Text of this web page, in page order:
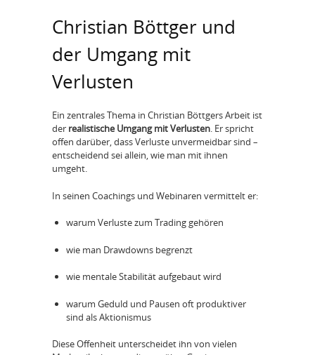
Christian Böttger und
der Umgang mit
Verlusten
Ein zentrales Thema in Christian Böttgers Arbeit ist
der realistische Umgang mit Verlusten. Er spricht
offen darüber, dass Verluste unvermeidbar sind –
entscheidend sei allein, wie man mit ihnen
umgeht.
In seinen Coachings und Webinaren vermittelt er:
warum Verluste zum Trading gehören
wie man Drawdowns begrenzt
wie mentale Stabilität aufgebaut wird
warum Geduld und Pausen oft produktiver
sind als Aktionismus
Diese Offenheit unterscheidet ihn von vielen